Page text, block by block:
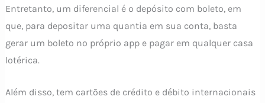
Entretanto, um diferencial é o depósito com boleto, em
que, para depositar uma quantia em sua conta, basta
gerar um boleto no próprio app e pagar em qualquer casa
lotérica.
Além disso, tem cartões de crédito e débito internacionais